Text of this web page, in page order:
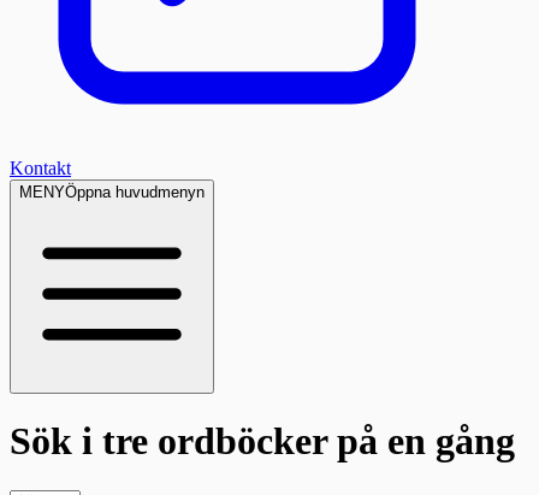
Kontakt
MENYÖppna huvudmenyn
Sök i tre ordböckerpå en gång